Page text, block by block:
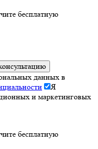
бесплатную
данных в
Я
и маркетинговых
бесплатную